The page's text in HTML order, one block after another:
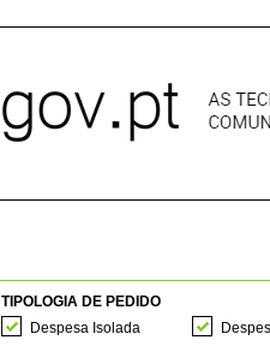
TIPOLOGIA DE PEDIDO
Despesa Isolada